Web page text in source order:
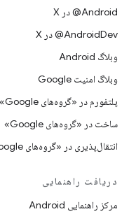
‫‎@Android در X
‫‎@AndroidDev در X
وبلاگ Android
وبلاگ امنیت Google
پلتفورم در «گروه‌های Google»
ساخت در «گروه‌های Google»
انتقال‌پذیری در «گروه‌های Google»
دریافت راهنمایی
مرکز راهنمایی Android